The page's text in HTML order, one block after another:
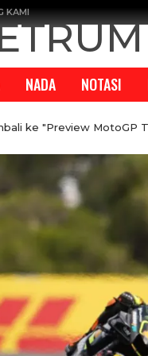
KAMI
NADA NOTASI
ke "Preview MotoGP
REPORTASE